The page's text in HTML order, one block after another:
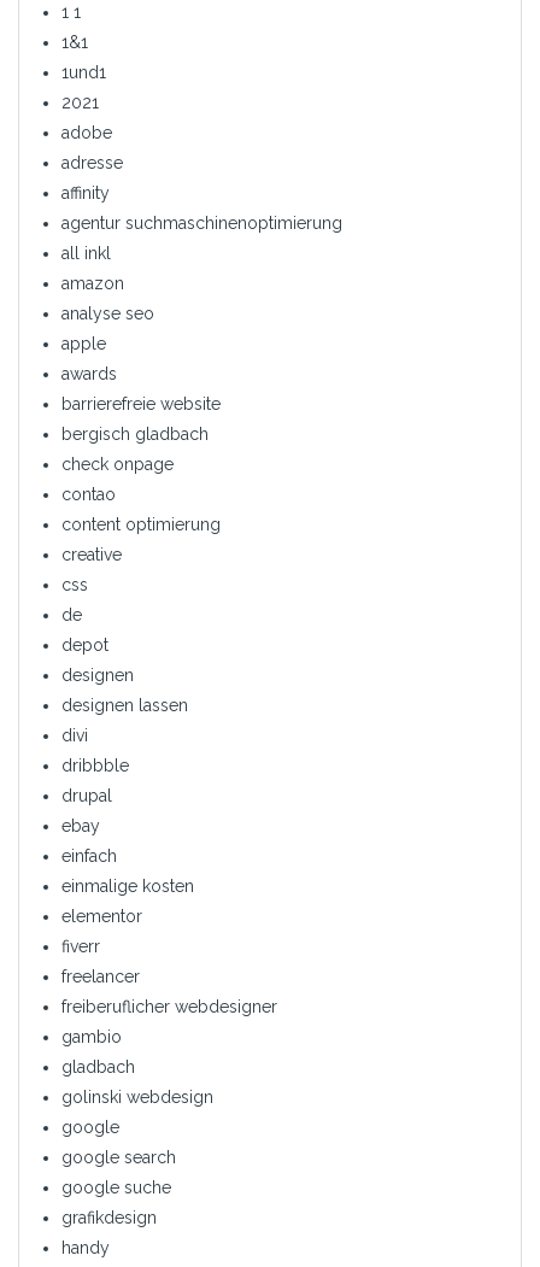
1 1
1&1
1und1
2021
adobe
adresse
affinity
agentur suchmaschinenoptimierung
all inkl
amazon
analyse seo
apple
awards
barrierefreie website
bergisch gladbach
check onpage
contao
content optimierung
creative
css
de
depot
designen
designen lassen
divi
dribbble
drupal
ebay
einfach
einmalige kosten
elementor
fiverr
freelancer
freiberuflicher webdesigner
gambio
gladbach
golinski webdesign
google
google search
google suche
grafikdesign
handy